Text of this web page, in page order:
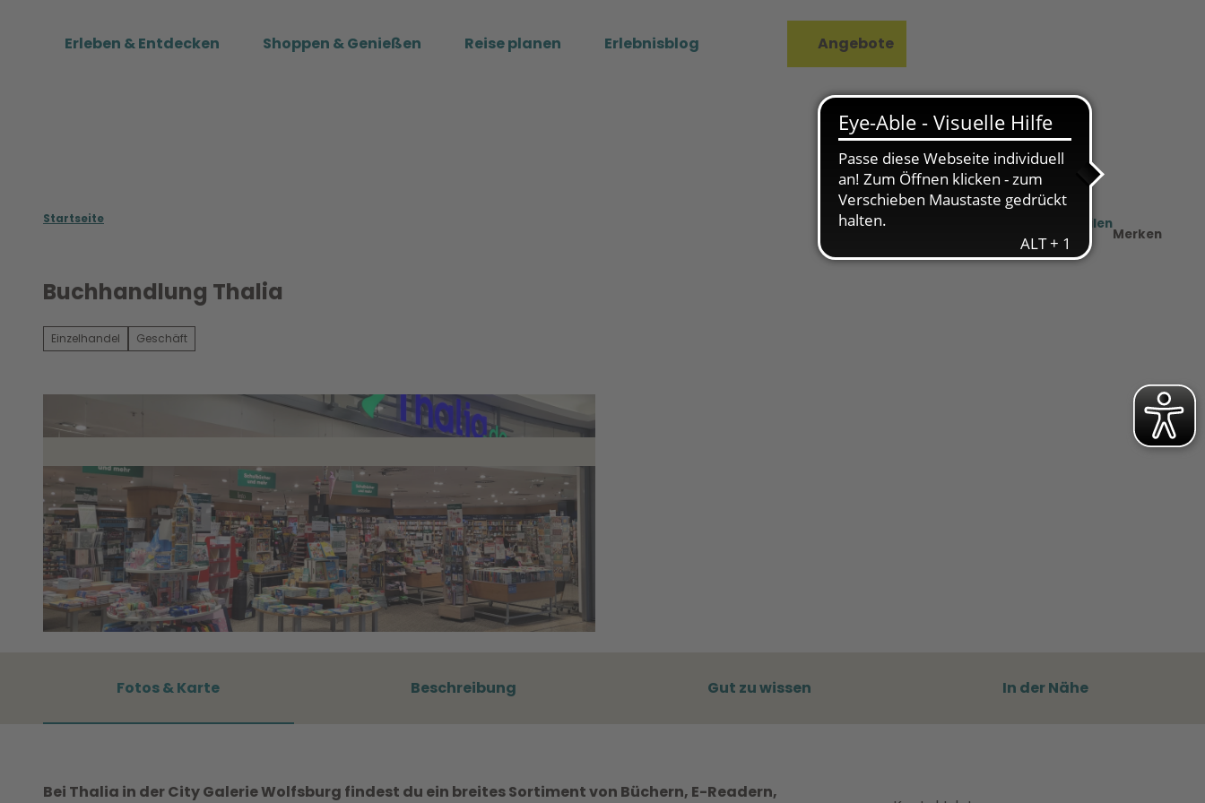
Erleben & Entdecken Shoppen & Genießen Reise planen Erlebnisblog Angebote
Startseite
PDF
Teilen
Merken
Buchhandlung Thalia
Einzelhandel Geschäft
Fotos & Karte Beschreibung Gut zu wissen In der Nähe
Bei Thalia in der City Galerie Wolfsburg findest du ein breites Sortiment von Büchern, E-Readern,